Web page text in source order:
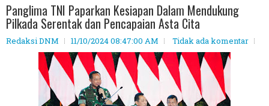
Panglima TNI Paparkan Kesiapan Dalam Mendukung
Pilkada Serentak dan Pencapaian Asta Cita
Redaksi DNM 11/10/2024 08:47:00 AM Tidak ada komentar